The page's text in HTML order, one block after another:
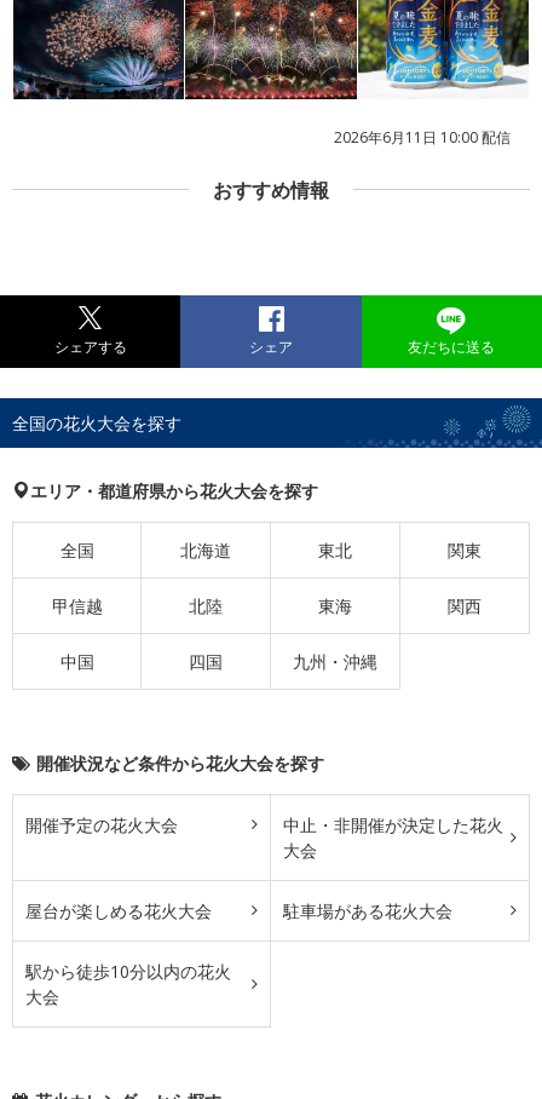
2026年6月11日 10:00 配信
おすすめ情報
シェアする シェア 友だちに送る
全国の花火大会を探す
エリア・都道府県から花火大会を探す
全国 北海道 東北 関東
甲信越 北陸 東海 関西
中国 四国 九州・沖縄
開催状況など条件から花火大会を探す
開催予定の花火大会
中止・非開催が決定した花火
大会
屋台が楽しめる花火大会 駐車場がある花火大会
駅から徒歩10分以内の花火
大会